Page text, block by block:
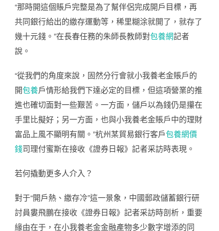
“那時開這個賬戶完整是為了幫伴侶完成開戶目標，再
共同銀行給出的繳存運動等，稀里糊涂就開了，就存了
幾十元錢。”在長春任務的朱師長教師對包養網記者
說。
“從我們的角度來說，固然分行會就小我養老金賬戶的
開包養戶情形給我們下達必定的目標，但這項營業的推
進也確切面對一些艱苦。一方面，儲戶以為錢仍是攥在
手里比擬好；另一方面，也與小我養老金賬戶中的理財
富品上風不顯明有關。”杭州某貿易銀行客戶包養網價
錢司理付蜜斯在接收《證券日報》記者采訪時表現。
若何撬動更多人介入？
對于“開戶熱、繳存冷”這一景象，中國郵政儲蓄銀行研
討員婁飛鵬在接收《證券日報》記者采訪時剖析，重要
緣由在于，在小我養老金金融產物多少數字增添的同